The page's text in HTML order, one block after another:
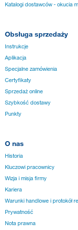
Katalogi dostawców - okucia
Obsługa sprzedaży
Instrukcje
Aplikacja
Specjalne zamówienia
Certyfikaty
Sprzedaż online
Szybkość dostawy
Punkty
O nas
Historia
Kluczowi pracownicy
Wizja i misja firmy
Kariera
Warunki handlowe i protokół
Prywatność
Nota prawna